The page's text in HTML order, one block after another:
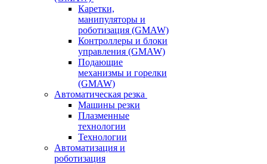
Каретки,
манипуляторы и
роботизация (GMAW)
Контроллеры и блоки
управления (GMAW)
Подающие
механизмы и горелки
(GMAW)
Автоматическая резка
Машины резки
Плазменные
технологии
Технологии
Автоматизация и
роботизация